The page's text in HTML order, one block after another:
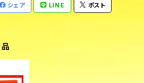
シェア LINE ポスト